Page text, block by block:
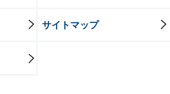
サイトマップ